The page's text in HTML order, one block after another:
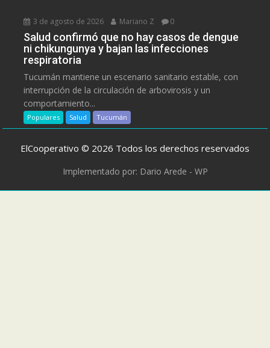
3 de agosto de 2026 Mariano Z 0
Salud confirmó que no hay casos de dengue
ni chikungunya y bajan las infecciones
respiratoria
Tucumán mantiene un escenario sanitario estable, con
interrupción de la circulación de arbovirosis y un
comportamiento...
Populares Salud Tucumán
ElCooperativo © 2026 Todos los derechos reservados